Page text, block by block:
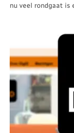
nu veel rondgaat is